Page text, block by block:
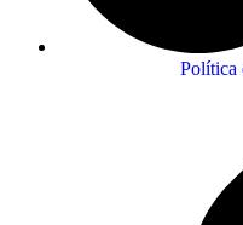
Política